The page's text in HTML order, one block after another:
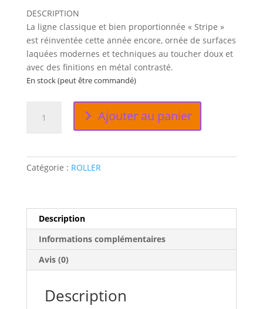
DESCRIPTION
La ligne classique et bien proportionnée « Stripe »
est réinventée cette année encore, ornée de surfaces
laquées modernes et techniques au toucher doux et
avec des finitions en métal contrasté.
En stock (peut être commandé)
BLUE
Ajouter au panier
Catégorie : ROLLER
Description
Informations complémentaires
Avis (0)
Description